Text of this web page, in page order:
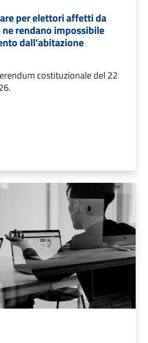
per elettori affetti da
rendano impossibile
dall’abitazione
costituzionale del 22